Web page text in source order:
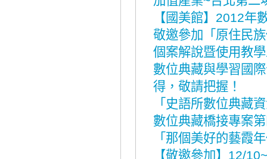
【國美館】2012年
敬邀參加「原住民
個案解說暨使用教
數位典藏與學習國
得，敬請把握！
「史語所數位典藏
數位典藏橋接專案
「那個美好的藝霞
【敬邀參加】12/